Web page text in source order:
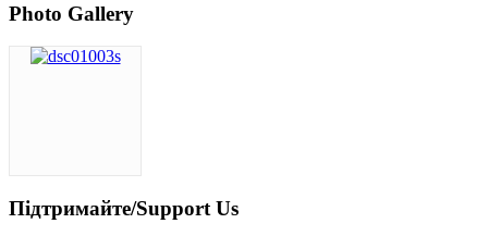
Photo Gallery
Підтримайте/Support Us